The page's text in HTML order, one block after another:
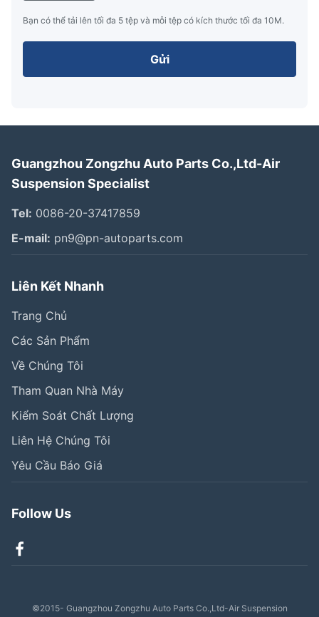
Bạn có thể tải lên tối đa 5 tệp và mỗi tệp có kích thước tối đa 10M.
Gửi
Guangzhou Zongzhu Auto Parts Co.,Ltd-Air
Suspension Specialist
Tel: 0086-20-37417859
E-mail: pn9@pn-autoparts.com
Liên Kết Nhanh
Trang Chủ
Các Sản Phẩm
Về Chúng Tôi
Tham Quan Nhà Máy
Kiểm Soát Chất Lượng
Liên Hệ Chúng Tôi
Yêu Cầu Báo Giá
Follow Us
©2015- Guangzhou Zongzhu Auto Parts Co.,Ltd-Air Suspension